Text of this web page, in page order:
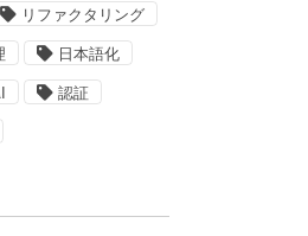
リファクタリング
日本語化
認証